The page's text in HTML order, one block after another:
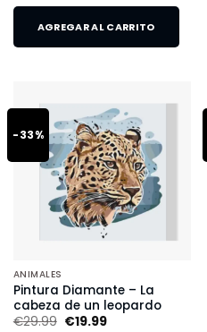
AGREGAR AL CARRITO
-33%
ANIMALES
Pintura Diamante – La
cabeza de un leopardo
€29.99 €19.99